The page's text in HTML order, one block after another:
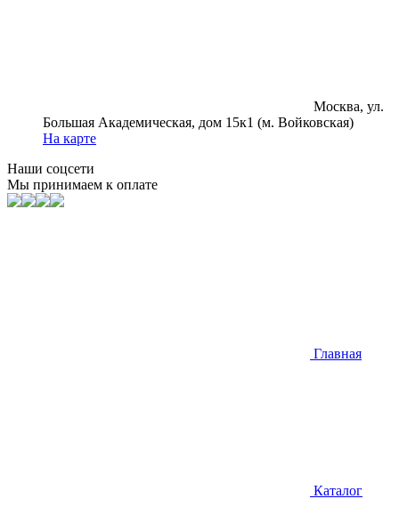
Москва, ул.
Большая Академическая, дом 15к1 (м. Войковская)
На карте
Наши соцсети
Мы принимаем к оплате
Главная
Каталог